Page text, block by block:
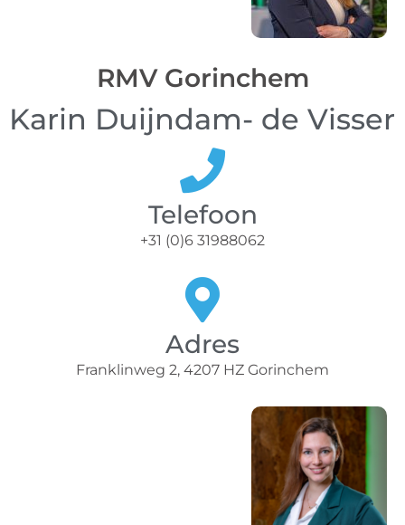
RMV Gorinchem
Karin Duijndam- de Visser
Telefoon
+31 (0)6 31988062
Adres
Franklinweg 2, 4207 HZ Gorinchem